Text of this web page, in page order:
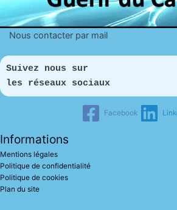
Nous contacter par mail
Suivez nous sur
les réseaux sociaux
Facebook
Informations
Mentions légales
Politique de confidentialité
Politique de cookies
Plan du site